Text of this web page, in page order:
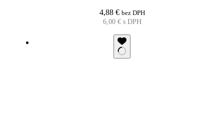
4,88 € bez DPH
6,00 €s DPH